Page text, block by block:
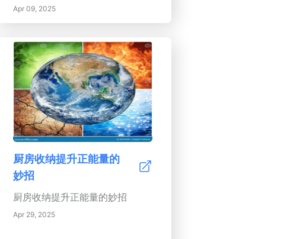
方式。今天就探索风水饰品的世
界，开始为您的家创造平衡的氛
围！
的设计，促进宁静。 3. 方形和矩
形镜：象征稳定和扎根，完美平
衡柔和的装饰。 4. 复古镜：增添
个性和魅力，同时为房间的整体
能量做出贡献。 5. 落地镜：多功
能且优雅，可以增强空间感，并
作为引人注目的装饰。 6. 镜面家
具：提供功能性和时尚感，同时
保持良好的能量流动；确保它不
会主导空间。优化您的镜子策略
为了在客厅中营造宁静，定期评
估和调整镜子的摆放。拥抱风水
Apr 09, 2025
厨房收纳提升正能量的
妙招
厨房收纳提升正能量的妙招
Apr 29, 2025